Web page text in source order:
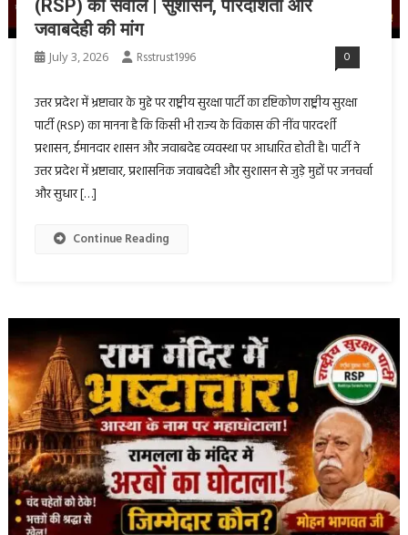
(RSP) का सवाल | सुशासन, पारदर्शिता और
जवाबदेही की मांग
July 3, 2026 Rsstrust1996 0
उत्तर प्रदेश में भ्रष्टाचार के मुद्दे पर राष्ट्रीय सुरक्षा पार्टी का दृष्टिकोण राष्ट्रीय सुरक्षा
पार्टी (RSP) का मानना है कि किसी भी राज्य के विकास की नींव पारदर्शी
प्रशासन, ईमानदार शासन और जवाबदेह व्यवस्था पर आधारित होती है। पार्टी ने
उत्तर प्रदेश में भ्रष्टाचार, प्रशासनिक जवाबदेही और सुशासन से जुड़े मुद्दों पर जनचर्चा
और सुधार […]
Continue Reading